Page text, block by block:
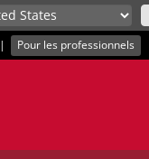
| Pour les professionnels